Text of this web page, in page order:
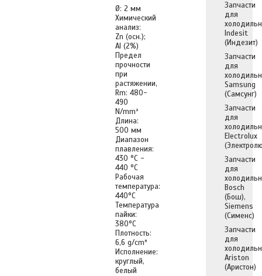
Запчасти
для
Indesit
(Индезит)
Запчасти
для
Samsung
(Самсунг)
Запчасти
для
Electrolux
Запчасти
для
Bosch
(Бош),
Siemens
(Сименс)
Запчасти
для
Ariston
(Аристон)
Ø: 2 мм
Химический
анализ:
Zn (осн.);
Al (2%)
Предел
прочности
при
растяжении,
Rm: 480-
490
N/mm²
Длина:
500 мм
Диапазон
плавления:
430 °C -
440 °C
Рабочая
температура:
440°C
Температура
пайки:
380°C
Плотность:
6,6 g/cm³
Исполнение:
круглый,
белый